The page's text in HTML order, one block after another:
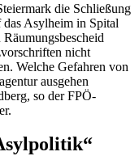
die Schließung
Asylheim in Spital
nicht
Welche Gefahren von
ausgehen
so der FPÖ-